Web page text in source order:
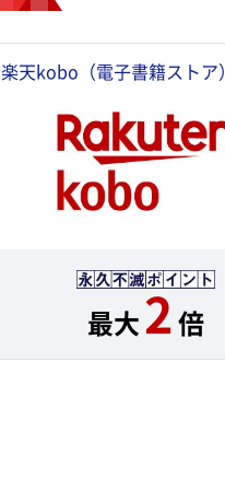
楽天kobo（電子書籍ストア）
最大2倍